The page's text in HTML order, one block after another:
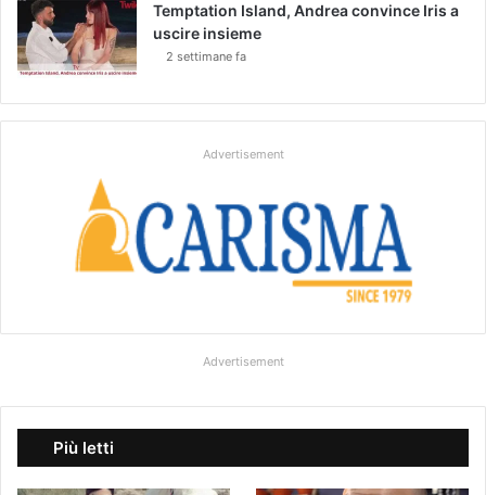
Temptation Island, Andrea convince Iris a
uscire insieme
2 settimane fa
Advertisement
Advertisement
Più letti